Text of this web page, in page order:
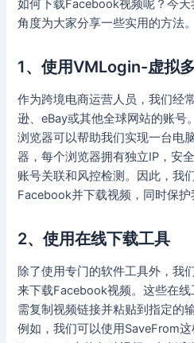
如何下载Facebook视频呢？今
角度为大家分享一些实用的方法。
1、使用VMLogin-虚拟
作为跨境电商运营人员，我们经
逊、eBay或其他全球网站的账
浏览器可以帮助我们实现一台电
器，每个浏览器拥有独立IP，安
账号关联和风控检测。因此，我
Facebook并下载视频，同时保护
2、使用在线下载工具
除了使用专门的软件工具外，我
来下载Facebook视频。这些在
需复制视频链接并粘贴到指定的
例如，我们可以使用SaveFrom